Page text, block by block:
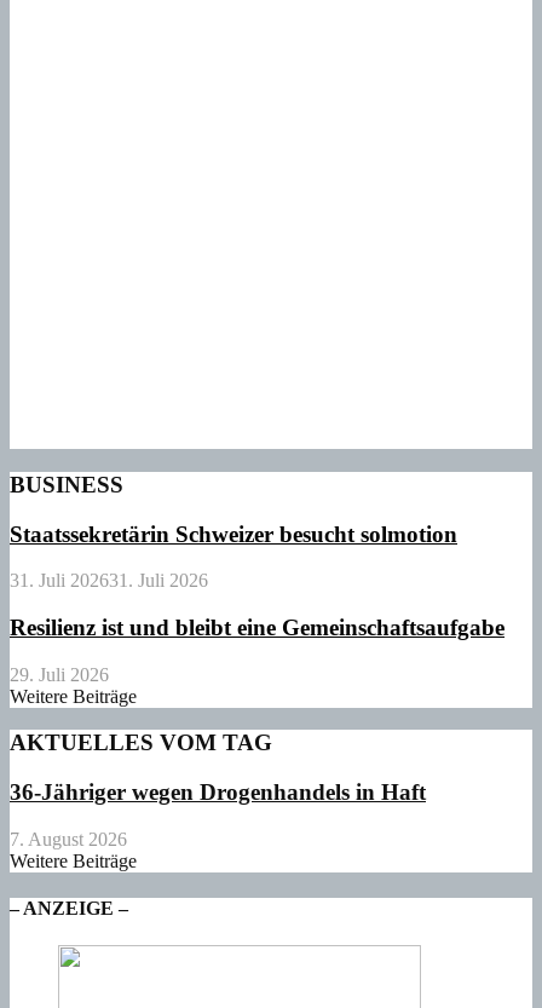
BUSINESS
Staatssekretärin Schweizer besucht solmotion
31. Juli 202631. Juli 2026
Resilienz ist und bleibt eine Gemeinschaftsaufgabe
29. Juli 2026
Weitere Beiträge
AKTUELLES VOM TAG
36-Jähriger wegen Drogenhandels in Haft
7. August 2026
Weitere Beiträge
– ANZEIGE –